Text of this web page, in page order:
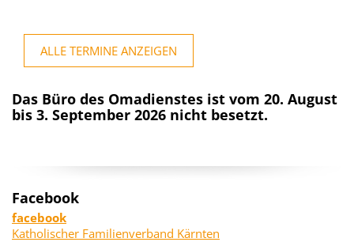
ALLE TERMINE ANZEIGEN
Das Büro des Omadienstes ist vom 20. August
bis 3. September 2026 nicht besetzt.
Facebook
facebook
Katholischer Familienverband Kärnten